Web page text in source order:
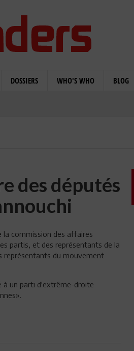
DOSSIERS WHO'S WHO BLOG
des députés
la commission des affaires
partis, et des représentants de la
représentants du mouvement
à un parti d'extrême-droite